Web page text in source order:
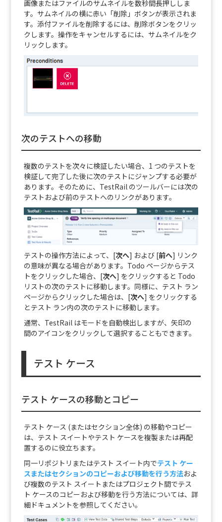
画像またはファイルのサムネイルを数秒間長押ししま
す。サムネイルの横に赤い「削除」ボタンが表示されま
す。添付ファイルを削除するには、削除ボタンをクリッ
クします。操作をキャンセルするには、サムネイルをク
リックします。
次のテストへの移動
複数のテストを次々に検証したい場合、1 つのテストを
検証して完了した後に次のテストにジャンプする必要が
あります。そのために、TestRail のツールバーには次の
テストおよび前のテストへのリンクがあります。
テストの操作方法によって、[次へ] および [前へ] リンク
の意味が異なる場合があります。Todo ページからテス
トをクリックした場合、[次へ] をクリックすると Todo
リストの次のテストに移動します。同様に、テスト ラン
ページからクリックした場合は、[次へ] をクリックする
とテスト ラン内の次のテストに移動します。
通常、TestRail はモードを自動検出しますが、矢印の
間のアイコンをクリックして選択することもできます。
テスト ケース
テスト ケースの移動とコピー
テスト ケース (またはセクション全体) の移動やコピー
は、テスト スイートやテスト ケースを複製または再配
置するのに役立ちます。
同一リポジトリまたはテスト スイート内でテスト ケー
スまたはセクションのコピーおよび移動を行う方法およ
び複数のテスト スイートまたはプロジェクト間でテス
ト ケースのコピーおよび移動を行う方法については、詳
細ドキュメントを参照してください。